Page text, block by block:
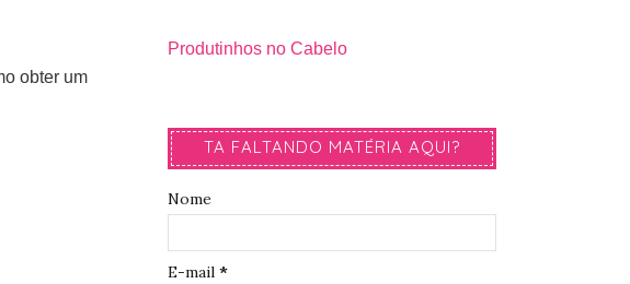
obter um
Produtinhos no Cabelo
TA FALTANDO MATÉRIA AQUI?
Nome
E-mail *